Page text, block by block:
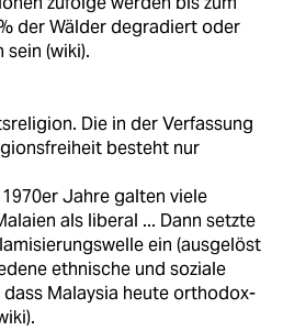
der Wälder degradiert oder
sein (wiki).
Die in der Verfassung
besteht nur
Jahre galten viele
als liberal ... Dann setzte
ein (ausgelöst
ethnische und soziale
dass Malaysia heute orthodox-